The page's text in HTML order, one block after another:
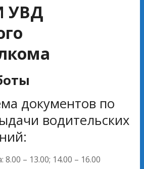
УВД
документов по
водительских
– 13.00; 14.00 – 16.00